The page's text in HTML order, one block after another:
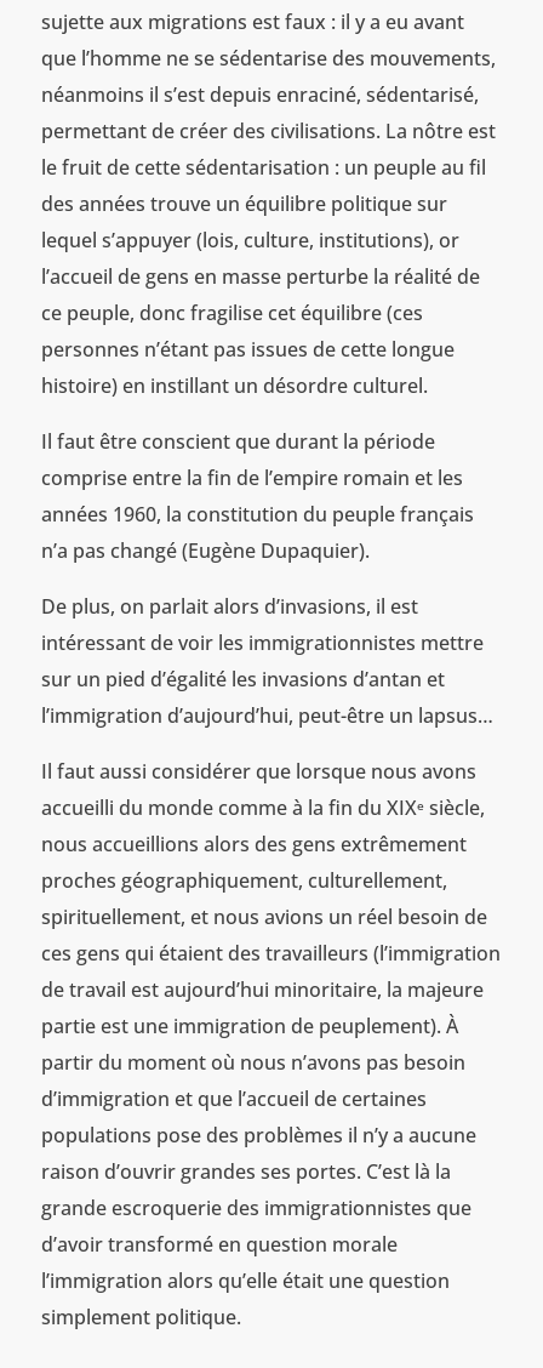
sujette aux migrations est faux : il y a eu avant
que l’homme ne se sédentarise des mouvements,
néanmoins il s’est depuis enraciné, sédentarisé,
permettant de créer des civilisations. La nôtre est
le fruit de cette sédentarisation : un peuple au fil
des années trouve un équilibre politique sur
lequel s’appuyer (lois, culture, institutions), or
l’accueil de gens en masse perturbe la réalité de
ce peuple, donc fragilise cet équilibre (ces
personnes n’étant pas issues de cette longue
histoire) en instillant un désordre culturel.
Il faut être conscient que durant la période
comprise entre la fin de l’empire romain et les
années 1960, la constitution du peuple français
n’a pas changé (Eugène Dupaquier).
De plus, on parlait alors d’invasions, il est
intéressant de voir les immigrationnistes mettre
sur un pied d’égalité les invasions d’antan et
l’immigration d’aujourd’hui, peut-être un lapsus…
Il faut aussi considérer que lorsque nous avons
accueilli du monde comme à la fin du XIXesiècle,
nous accueillions alors des gens extrêmement
proches géographiquement, culturellement,
spirituellement, et nous avions un réel besoin de
ces gens qui étaient des travailleurs (l’immigration
de travail est aujourd’hui minoritaire, la majeure
partie est une immigration de peuplement). À
partir du moment où nous n’avons pas besoin
d’immigration et que l’accueil de certaines
populations pose des problèmes il n’y a aucune
raison d’ouvrir grandes ses portes. C’est là la
grande escroquerie des immigrationnistes que
d’avoir transformé en question morale
l’immigration alors qu’elle était une question
simplement politique.